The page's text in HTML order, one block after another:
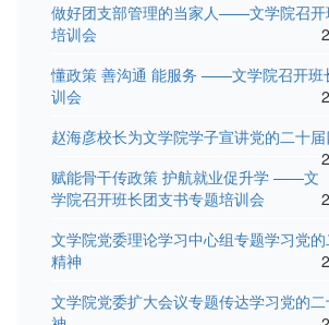
做好团支部管理的当家人——文学院召开
培训会
懂政策 善沟通 能服务 ——文学院召开班
训会
赵海彦校长为文学院学子宣讲党的二十
赋能骨干传政策 护航就业促升学 ——文
学院召开班长团支书专题培训会
文学院党委理论学习中心组专题学习党
精神
文学院党委扩大会议专题传达学习党的